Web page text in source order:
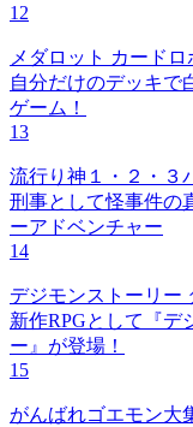
12
メダロット カードロ
自分だけのデッキで
ゲーム！
13
流行り神１・２・３
刑事として怪事件の
ーアドベンチャー
14
デジモンストーリー
新作RPGとして『デ
ー』が登場！
15
がんばれゴエモン大